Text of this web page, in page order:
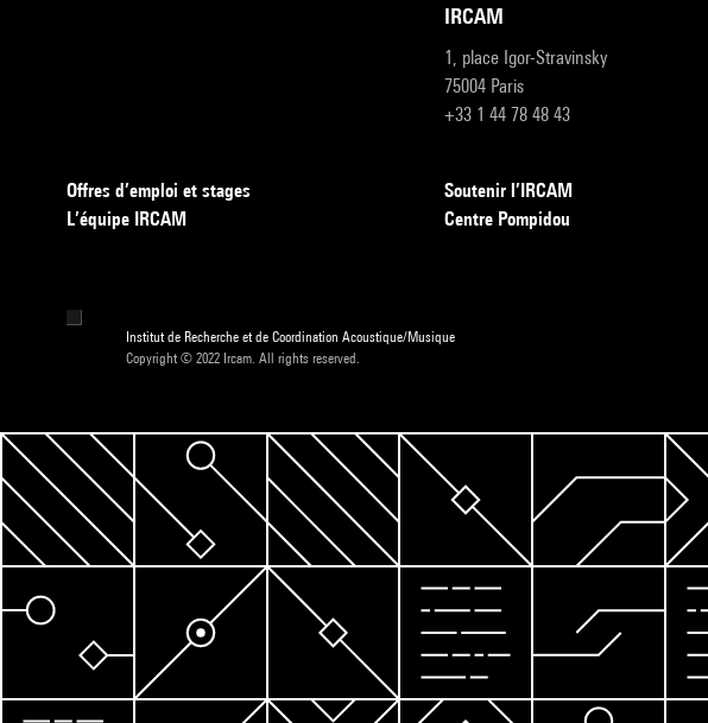
IRCAM
1, place Igor-Stravinsky
75004 Paris
+33 1 44 78 48 43
Offres d’emploi et stages
L’équipe IRCAM
Soutenir l’IRCAM
Centre Pompidou
Institut de Recherche et de Coordination Acoustique/Musique
Copyright © 2022 Ircam. All rights reserved.